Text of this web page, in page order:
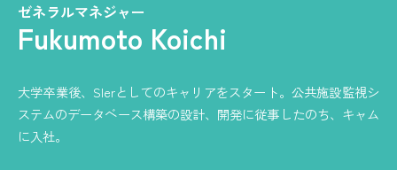
ゼネラルマネジャー
Fukumoto Koichi
大学卒業後、SIerとしてのキャリアをスタート。公共施設監視シ
ステムのデータベース構築の設計、開発に従事したのち、キャム
に入社。